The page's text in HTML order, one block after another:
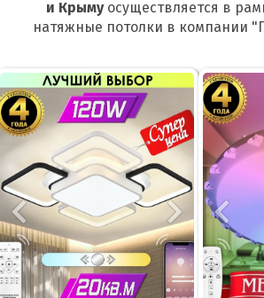
и Крымуосуществляется в
натяжные потолки в компании